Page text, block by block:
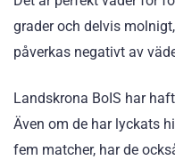
grader och delvis
påverkas negativt av
Landskrona BoIS har
Även om de har lyckats
fem matcher, har de